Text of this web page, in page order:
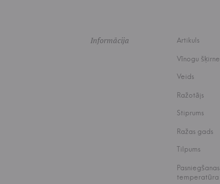
Informācija Artikuls
Vīnogu šķirne
Veids
Ražotājs
Stiprums
Ražas gads
Tilpums
Pasniegšanas
temperatūra